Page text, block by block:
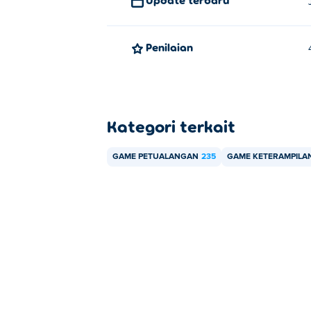
Penilaian
Kategori terkait
GAME PETUALANGAN 235 GAME